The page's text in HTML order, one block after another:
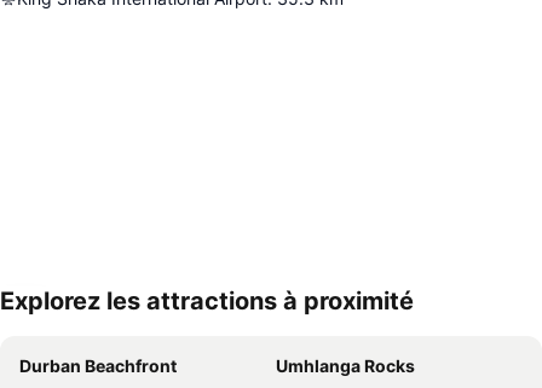
Explorez les attractions à proximité
Durban Beachfront
Umhlanga Rocks